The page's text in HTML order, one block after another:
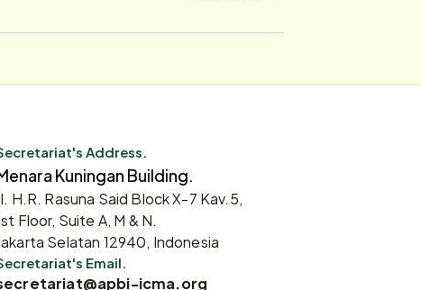
Address.
Kuningan Building.
H.R. Rasuna Said Block X-7 Kav.5,
Floor, Suite A, M & N.
Selatan 12940, Indonesia
Email.
icma.org